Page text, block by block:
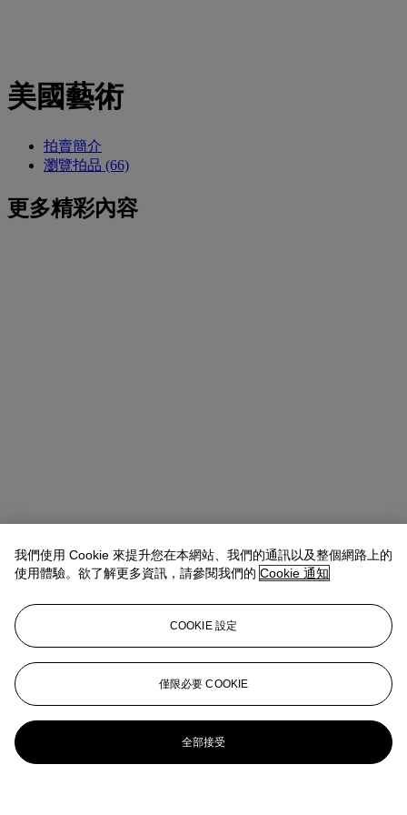
美國藝術
拍賣簡介
瀏覽拍品 (66)
更多精彩內容
我們使用 Cookie 來提升您在本網站、我們的通訊以及整個網路上的
使用體驗。欲了解更多資訊，請參閱我們的 Cookie 通知
COOKIE 設定
僅限必要 COOKIE
全部接受